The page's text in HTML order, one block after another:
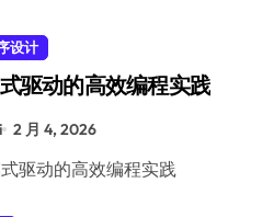
设计
驱动的高效编程实践
2 月 4, 2026
式驱动的高效编程实践